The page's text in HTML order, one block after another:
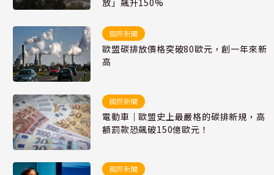
國際新聞
歐盟碳排放價格突破80歐元，創一年來新
高
國際新聞
電動車｜歐盟史上最嚴格的碳排新規，高
額罰款恐飆破150億歐元！
國際新聞